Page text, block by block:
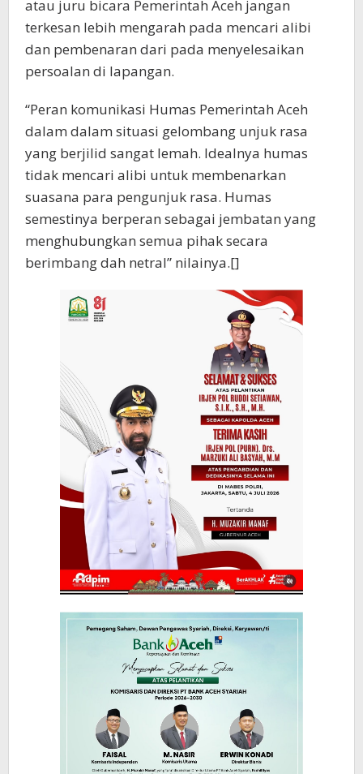
atau juru bicara Pemerintah Aceh jangan
terkesan lebih mengarah pada mencari alibi
dan pembenaran dari pada menyelesaikan
persoalan di lapangan.
“Peran komunikasi Humas Pemerintah Aceh
dalam dalam situasi gelombang unjuk rasa
yang berjilid sangat lemah. Idealnya humas
tidak mencari alibi untuk membenarkan
suasana para pengunjuk rasa. Humas
semestinya berperan sebagai jembatan yang
menghubungkan semua pihak secara
berimbang dah netral” nilainya.[]